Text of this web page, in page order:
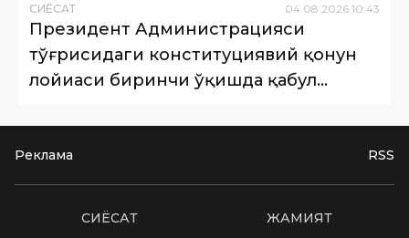
СИËСАТ 04 08 2026 10:43
Президент Администрацияси
тўғрисидаги конституциявий қонун
лойиҳаси биринчи ўқишда қабул
Реклама RSS
СИËСАТ
ЖАМИЯТ